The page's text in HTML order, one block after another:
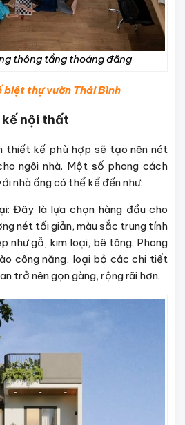
thông tầng thoáng đãng
biệt thự vườn Thái Bình
nội thất
thiết kế phù hợp sẽ tạo nên nét
ngôi nhà. Một số phong cách
nhà ống có thể kể đến như:
Đây là lựa chọn hàng đầu cho
nét tối giản, màu sắc trung tính
như gỗ, kim loại, bê tông. Phong
công năng, loại bỏ các chi tiết
trở nên gọn gàng, rộng rãi hơn.